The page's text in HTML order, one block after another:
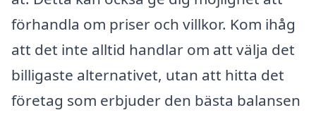
förhandla om priser och villkor. Kom ihåg
att det inte alltid handlar om att välja det
billigaste alternativet, utan att hitta det
företag som erbjuder den bästa balansen